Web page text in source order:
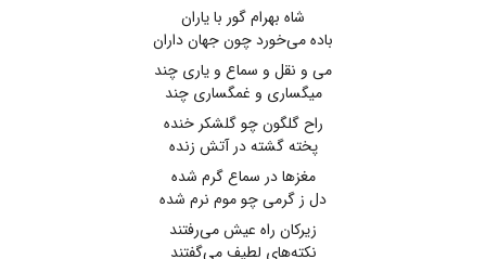
شاه بهرام گور با یاران
باده می‌خورد چون جهان داران
می و نقل و سماع و یاری چند
میگساری و غمگساری چند
راح گلگون چو گلشکر خنده
پخته گشته در آتش زنده
مغزها در سماع گرم شده
دل ز گرمی چو موم نرم شده
زیرکان راه عیش می‌رفتند
نکته‌های لطیف می‌گفتند